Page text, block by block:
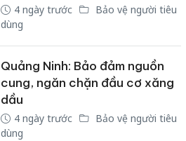
4 ngày trước
Bảo vệ người tiêu
dùng
Quảng Ninh: Bảo đảm nguồn
cung, ngăn chặn đầu cơ xăng
dầu
4 ngày trước
Bảo vệ người tiêu
dùng